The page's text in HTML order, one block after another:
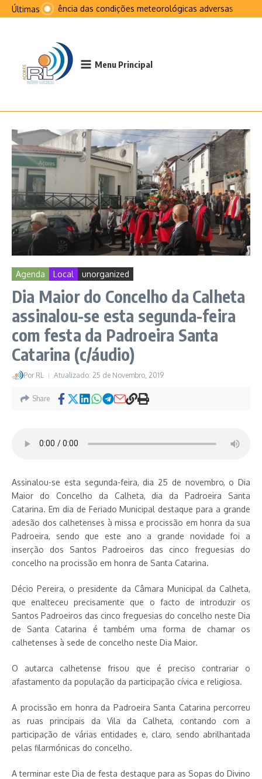
Ir para o conteúdo
Últimas
Na sequência das condições meteorológicas adversas que
Menu Principal
Agenda Local unorganized
Dia Maior do Concelho da Calheta
assinalou-se esta segunda-feira
com festa da Padroeira Santa
Catarina (c/áudio)
Por RL Atualizado: 25 de Novembro, 2019
Share
Assinalou-se esta segunda-feira, dia 25 de novembro, o Dia
Maior do Concelho da Calheta, dia da Padroeira Santa
Catarina. Em dia de Feriado Municipal destaque para a grande
adesão dos calhetenses à missa e procissão em honra da sua
Padroeira, sendo que este ano a grande novidade foi a
inserção dos Santos Padroeiros das cinco freguesias do
concelho na procissão em honra de Santa Catarina.
Décio Pereira, o presidente da Câmara Municipal da Calheta,
que enalteceu precisamente que o facto de introduzir os
Santos Padroeiros das cinco freguesias do concelho neste Dia
de Santa Catarina é também uma forma de chamar os
calhetenses à sede de concelho neste Dia Maior.
O autarca calhetense frisou que é preciso contrariar o
afastamento da população da participação cívica e religiosa.
A procissão em honra da Padroeira Santa Catarina percorreu
as ruas principais da Vila da Calheta, contando com a
participação de várias entidades e, claro, sendo abrilhantada
pelas filarmónicas do concelho.
A terminar este Dia de festa destaque para as Sopas do Divino